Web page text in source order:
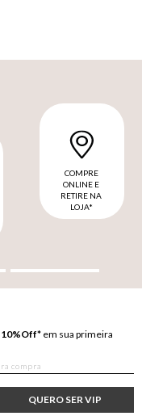
COMPRE
ONLINE E
RETIRE NA
LOJA*
10%Off* em sua primeira
QUERO SER VIP